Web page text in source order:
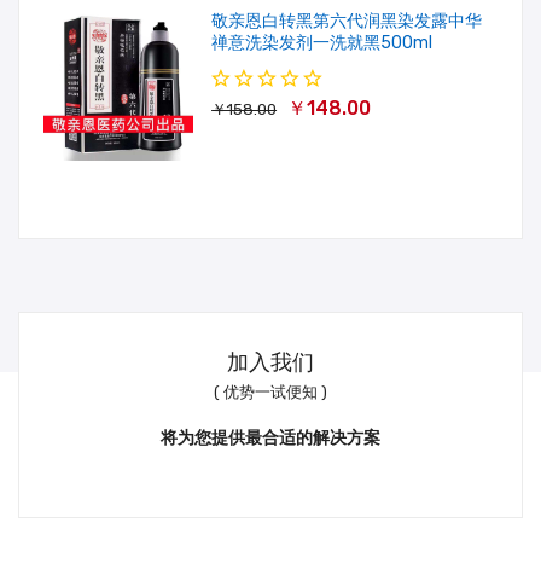
敬亲恩白转黑第六代润黑染发露中华
禅意洗染发剂一洗就黑500ml
￥158.00 ￥148.00
加入我们
( 优势一试便知 )
将为您提供最合适的解决方案